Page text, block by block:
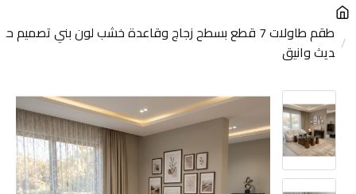
طقم طاولات 7 قطع بسطح زجاج وقاعدة خشب لون بني تصميم ح
ديث وانيق